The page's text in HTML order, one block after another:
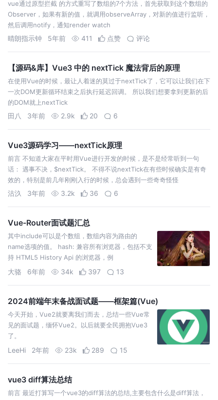
vue通过原型拦截 的方式重写了数组的7个方法，首先获取到这个数组的
Observer，如果有新的值，就调用observeArray，对新的值进行监听，
然后调用notify，通知render watch
晴朗指示钟 5年前 411 点赞 评论
【源码&库】Vue3 中的 nextTick 魔法背后的原理
在使用Vue的时候，最让人着迷的莫过于nextTick了，它可以让我们在下
一次DOM更新循环结束之后执行延迟回调。 所以我们想要拿到更新的后
的DOM就上nextTick
田八 3年前 2.9k 20 6
Vue3源码学习——nextTick原理
前言 不知道大家在平时用Vue进行开发的时候，是不是经常听到一句
话： 遇事不决，$nextTick。 不得不说nextTick在有些时候确实是有奇
效的，特别是前几年刚刚入行的时候，总会遇到一些奇奇怪怪
沽汣 3年前 3.2k 36 6
Vue-Router面试题汇总
其中include可以是个数组，数组内容为路由的
name选项的值。 hash: 兼容所有浏览器，包括不支
持 HTML5 History Api 的浏览器，例
http://www.abc.com/#/index，hash值为
大骆 6年前 34k 397 13
2024前端年末备战面试题——框架篇(Vue)
今天开始，Vue2就要离我们而去，总结一些Vue常
见的面试题，缅怀Vue2。以后就要全民拥抱Vue3
了。
LeeHi 2年前 23k 289 15
vue3 diff算法总结
前言 最近打算写一个vue3的diff算法的总结,主要包含什么是diff算法，